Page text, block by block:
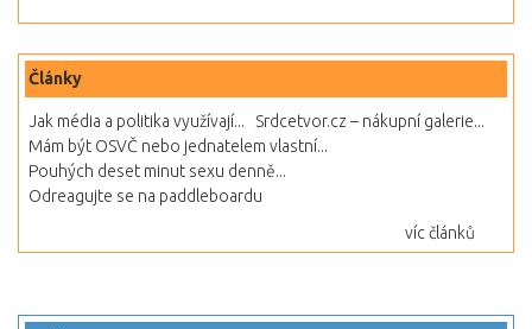
Články
Jak média a politika využívají...
Srdcetvor.cz – nákupní galerie...
Mám být OSVČ nebo jednatelem vlastní...
Pouhých deset minut sexu denně...
Odreagujte se na paddleboardu
víc článků